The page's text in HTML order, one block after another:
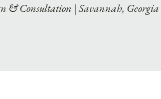
& Consultation | Savannah, Georgia